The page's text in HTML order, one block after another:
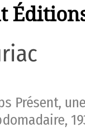
Présent,